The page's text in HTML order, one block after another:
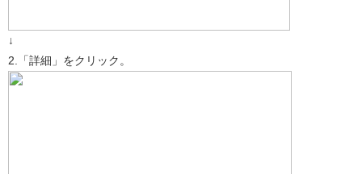
↓
2.「詳細」をクリック。